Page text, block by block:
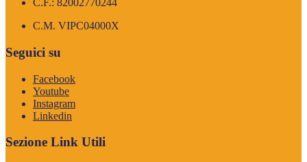
C.F.: 82002770244
C.M. VIPC04000X
Seguici su
Facebook
Youtube
Instagram
Linkedin
Sezione Link Utili